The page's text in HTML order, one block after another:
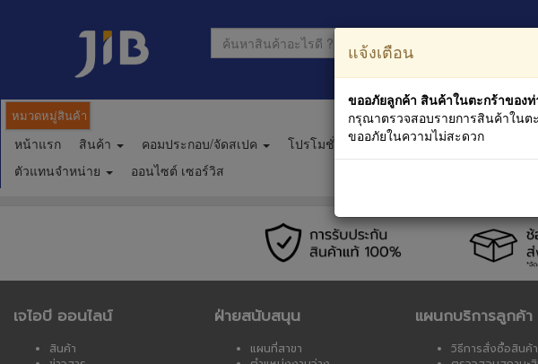
หมวดหมู่สินค้า
หน้าแรก สินค้า คอมประกอบ/จัดสเปค โปรโมชั่น ตารางราคา เงื่อนไขบริการ
ตัวแทนจำหน่าย
ออนไซต์ เซอร์วิส
แจ้งเตือน
ขออภัยลูกค้า สินค้าในตะกร้าของ
กรุณาตรวจสอบรายการสินค้าในต
ขออภัยในความไม่สะดวก
เจไอบี ออนไลน์
สินค้า
ฝ่ายสนับสนุน
แผนที่สาขา
แผนกบริการลูกค้า
วิธีการสั่งซื้อสินค้า